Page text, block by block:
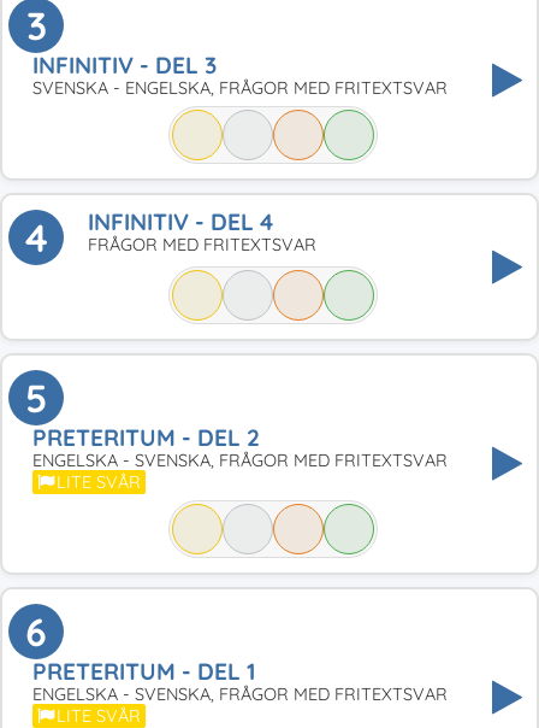
3
INFINITIV - DEL 3
SVENSKA - ENGELSKA, FRÅGOR MED FRITEXTSVAR
4 INFINITIV - DEL 4
FRÅGOR MED FRITEXTSVAR
5
PRETERITUM - DEL 2
ENGELSKA - SVENSKA, FRÅGOR MED FRITEXTSVAR
LITE SVÅR
6
PRETERITUM - DEL 1
ENGELSKA - SVENSKA, FRÅGOR MED FRITEXTSVAR
LITE SVÅR